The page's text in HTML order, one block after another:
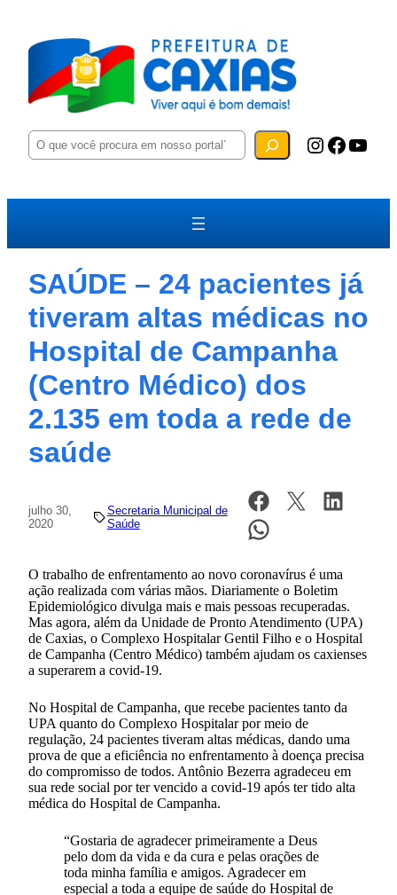
P
e
u
a
Instagram Facebook YouTube
SAÚDE – 24 pacientes já
tiveram altas médicas no
Hospital de Campanha
(Centro Médico) dos
2.135 em toda a rede de
saúde
julho 30,
2020
Secretaria Municipal de
Saúde
O trabalho de enfrentamento ao novo coronavírus é uma
ação realizada com várias mãos. Diariamente o Boletim
Epidemiológico divulga mais e mais pessoas recuperadas.
Mas agora, além da Unidade de Pronto Atendimento (UPA)
de Caxias, o Complexo Hospitalar Gentil Filho e o Hospital
de Campanha (Centro Médico) também ajudam os caxienses
a superarem a covid-19.
No Hospital de Campanha, que recebe pacientes tanto da
UPA quanto do Complexo Hospitalar por meio de
regulação, 24 pacientes tiveram altas médicas, dando uma
prova de que a eficiência no enfrentamento à doença precisa
do compromisso de todos. Antônio Bezerra agradeceu em
sua rede social por ter vencido a covid-19 após ter tido alta
médica do Hospital de Campanha.
“Gostaria de agradecer primeiramente a Deus
pelo dom da vida e da cura e pelas orações de
toda minha família e amigos. Agradecer em
especial a toda a equipe de saúde do Hospital de